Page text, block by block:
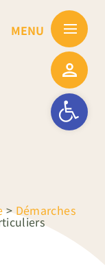
Ouvrir la
>Démarches